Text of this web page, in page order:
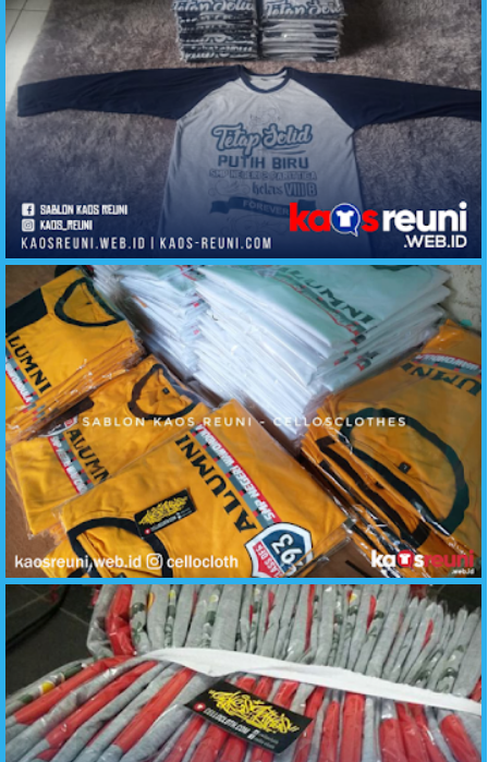
Kaos Reuni Tetap Solid Alumni SMP Negeri 2 Parittiga
Reuni Alumni SMP Negeri - Contoh Desain Kaos Reuni - KaosReuni.web.id